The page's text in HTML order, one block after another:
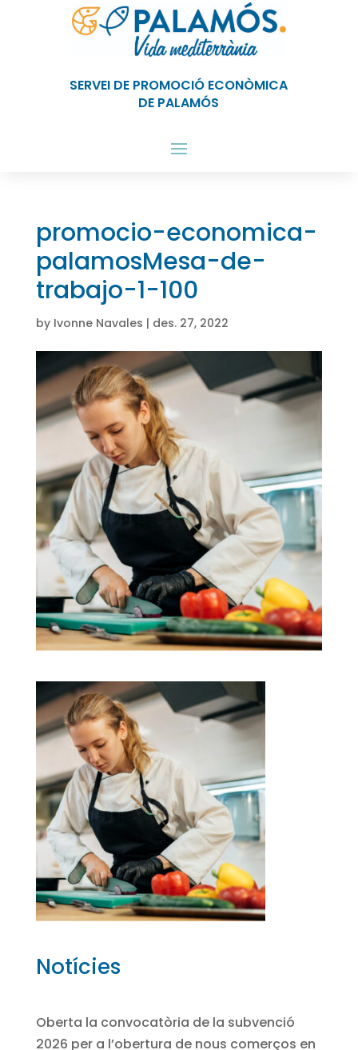
SERVEI DE PROMOCIÓ ECONÒMICA
DE PALAMÓS
promocio-economica-
palamosMesa-de-
trabajo-1-100
by Ivonne Navales | des. 27, 2022
Notícies
Oberta la convocatòria de la subvenció
2026 per a l’obertura de nous comerços en